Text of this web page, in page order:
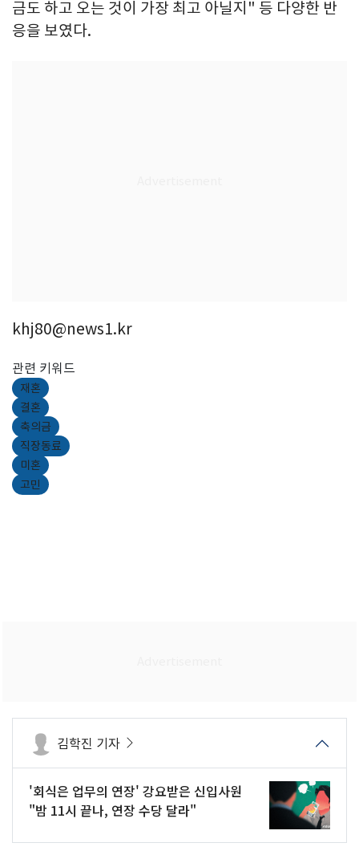
금도 하고 오는 것이 가장 최고 아닐지" 등 다양한 반
응을 보였다.
khj80@news1.kr
관련 키워드
재혼
결혼
축의금
직장동료
미혼
고민
김학진 기자
'회식은 업무의 연장' 강요받은 신입사원
"밤 11시 끝나, 연장 수당 달라"